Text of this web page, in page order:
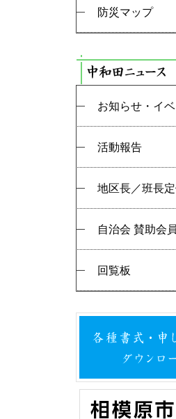
防災マップ
お知らせ・イベ
活動報告
地区長／班長
自治会 賛助会
回覧板